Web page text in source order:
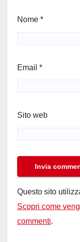
Nome *
Email *
Sito web
Questo sito
Scopri come
commenti.